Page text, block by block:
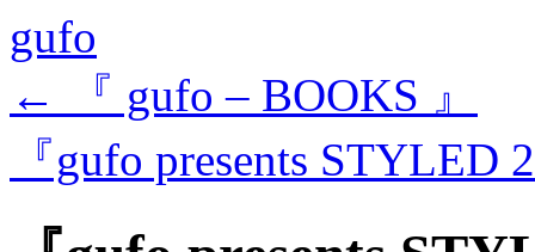
gufo
←
『 gufo – BOOKS 』
『gufo presents STYLED